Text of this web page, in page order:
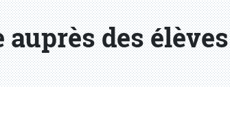
des élèves